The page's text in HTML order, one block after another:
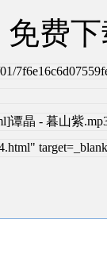
免费
谭晶 - 暮山紫